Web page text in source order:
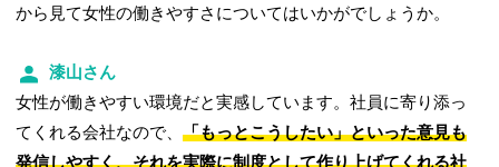
から見て女性の働きやすさについてはいかがでしょうか。
漆山さん
女性が働きやすい環境だと実感しています。社員に寄り添っ
てくれる会社なので、「もっとこうしたい」といった意見も
発信しやすく、それを実際に制度として作り上げてくれる社